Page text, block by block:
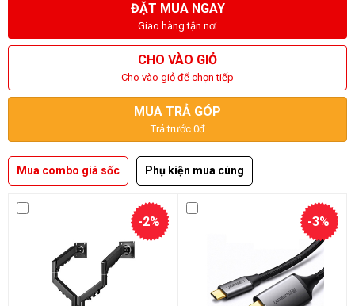
ĐẶT MUA NGAY
Giao hàng tận nơi
CHO VÀO GIỎ
Cho vào giỏ để chọn tiếp
MUA TRẢ GÓP
Trả trước 0đ
Mua combo giá sốc Phụ kiện mua cùng
-2% -3%